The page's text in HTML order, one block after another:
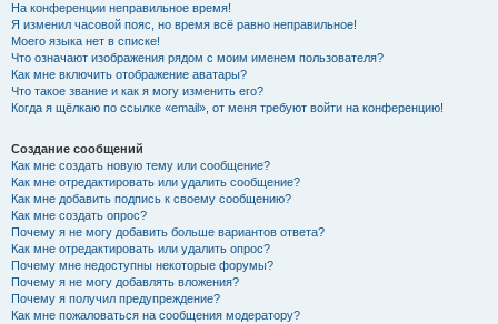
На конференции неправильное время!
Я изменил часовой пояс, но время всё равно неправильное!
Моего языка нет в списке!
Что означают изображения рядом с моим именем пользователя?
Как мне включить отображение аватары?
Что такое звание и как я могу изменить его?
Когда я щёлкаю по ссылке «email», от меня требуют войти на конференцию!
Создание сообщений
Как мне создать новую тему или сообщение?
Как мне отредактировать или удалить сообщение?
Как мне добавить подпись к своему сообщению?
Как мне создать опрос?
Почему я не могу добавить больше вариантов ответа?
Как мне отредактировать или удалить опрос?
Почему мне недоступны некоторые форумы?
Почему я не могу добавлять вложения?
Почему я получил предупреждение?
Как мне пожаловаться на сообщения модератору?